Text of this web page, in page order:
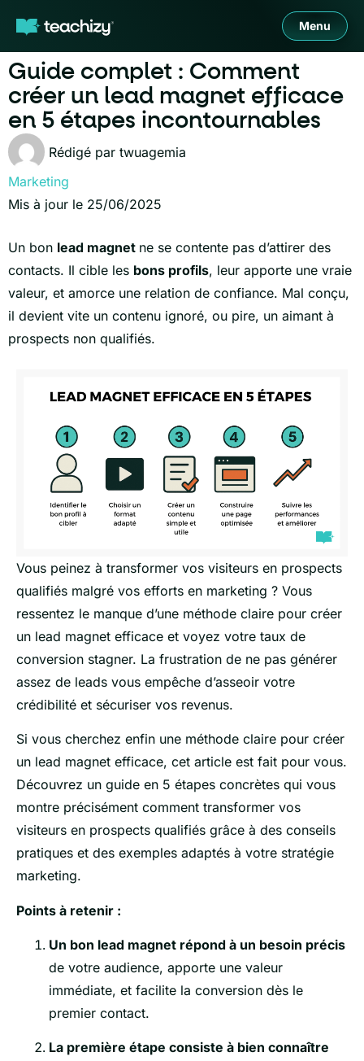
Menu
Guide complet : Comment
créer un lead magnet efficace
en 5 étapes incontournables
Rédigé par twuagemia
Marketing
Mis à jour le 25/06/2025
Un bon lead magnet ne se contente pas d’attirer des
contacts. Il cible les bons profils, leur apporte une vraie
valeur, et amorce une relation de confiance. Mal conçu,
il devient vite un contenu ignoré, ou pire, un aimant à
prospects non qualifiés.
Vous peinez à transformer vos visiteurs en prospects
qualifiés malgré vos efforts en marketing ? Vous
ressentez le manque d’une méthode claire pour créer
un lead magnet efficace et voyez votre taux de
conversion stagner. La frustration de ne pas générer
assez de leads vous empêche d’asseoir votre
crédibilité et sécuriser vos revenus.
Si vous cherchez enfin une méthode claire pour créer
un lead magnet efficace, cet article est fait pour vous.
Découvrez un guide en 5 étapes concrètes qui vous
montre précisément comment transformer vos
visiteurs en prospects qualifiés grâce à des conseils
pratiques et des exemples adaptés à votre stratégie
marketing.
Points à retenir :
Un bon lead magnet répond à un besoin précis
de votre audience, apporte une valeur
immédiate, et facilite la conversion dès le
premier contact.
La première étape consiste à bien connaître